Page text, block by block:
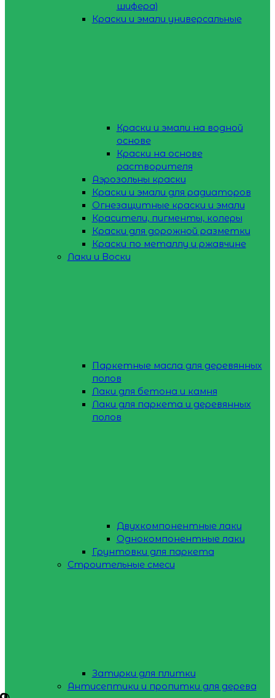
шифера)
Краски и эмали универсальные
Краски и эмали на водной
основе
Краски на основе
растворителя
Аэрозольны краски
Краски и эмали для радиаторов
Огнезащитные краски и эмали
Красители, пигменты, колеры
Краски для дорожной разметки
Краски по металлу и ржавчине
Лаки и Воски
Паркетные масла для деревянных
полов
Лаки для бетона и камня
Лаки для паркета и деревянных
полов
Двухкомпонентные лаки
Однокомпонентные лаки
Грунтовки для паркета
Строительные смеси
Затирки для плитки
Антисептики и пропитки для дерева